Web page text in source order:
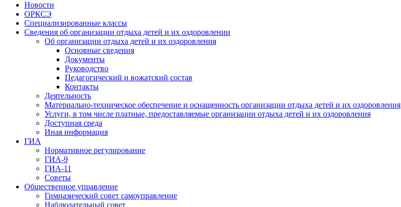
Новости
ОРКСЭ
Специализированные классы
Сведения об организации отдыха детей и их оздоровлении
Об организации отдыха детей и их оздоровления
Основные сведения
Документы
Руководство
Педагогический и вожатский состав
Контакты
Деятельность
Материально-техническое обеспечение и оснащенность организации отдыха детей и их оздоровления
Услуги, в том числе платные, предоставляемые организации отдыха детей и их оздоровления
Доступная среда
Иная информация
ГИА
Нормативное регулирование
ГИА-9
ГИА-11
Советы
Общественное управление
Гимназический совет самоуправление
Наблюдательный совет